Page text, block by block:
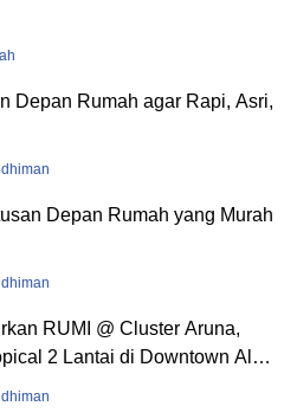
Depan Rumah agar Rapi, Asri,
Depan Rumah yang Murah
RUMI @ Cluster Aruna,
2 Lantai di Downtown Alam